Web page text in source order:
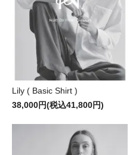
Lily ( Basic Shirt )
38,000円(税込41,800円)